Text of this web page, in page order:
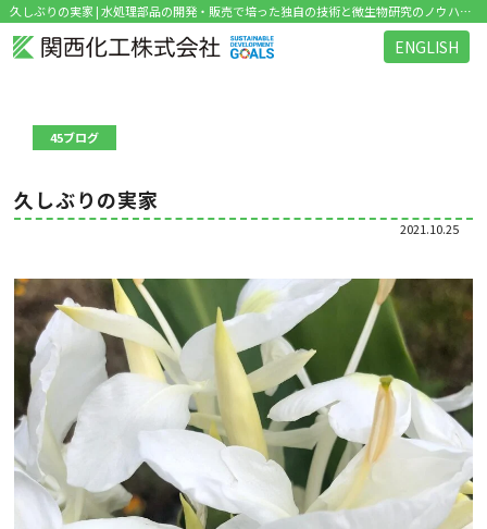
久しぶりの実家 | 水処理部品の開発・販売で培った独自の技術と微生物研究のノウハウを活かした環境関連ビジネス を展開
ENGLISH
45ブログ
久しぶりの実家
2021.10.25